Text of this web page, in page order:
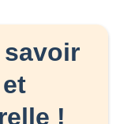
savoir
!